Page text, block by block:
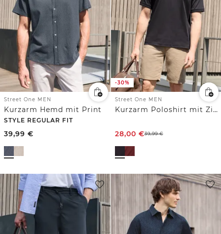
Street One MEN
Kurzarm Hemd mit Print
STYLE REGULAR FIT
39,99 €
-30%
Street One MEN
Kurzarm Poloshirt mit Zipper
28,00 €39,99€